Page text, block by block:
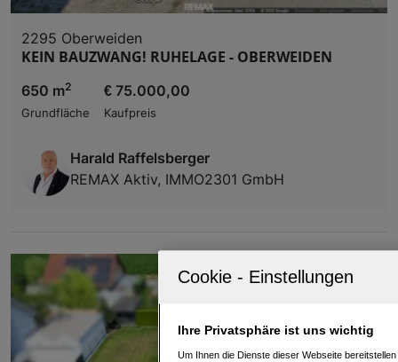
2295 Oberweiden
KEIN BAUZWANG! RUHELAGE - OBERWEIDEN
650 m2
Grundfläche
€ 75.000,00
Kaufpreis
Harald Raffelsberger
REMAX Aktiv, IMMO2301 GmbH
Ihre Privatsphäre ist uns wichtig
Um Ihnen die Dienste dieser Webseite